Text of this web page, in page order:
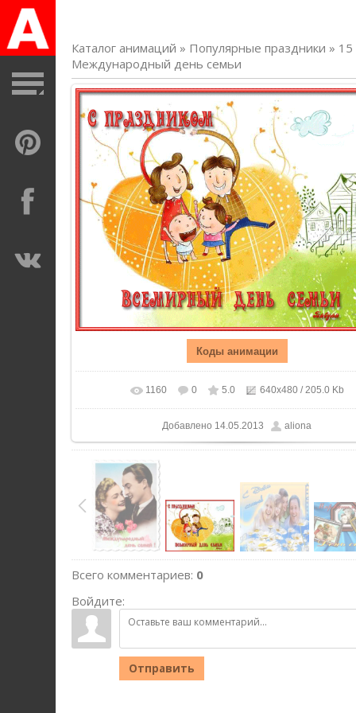
Каталог анимаций » Популярные праздники » 15
Международный день семьи
1160 0 5.0 640x480 / 205.0 Kb
Добавлено 14.05.2013 aliona
Всего комментариев: 0
Войдите:
Отправить